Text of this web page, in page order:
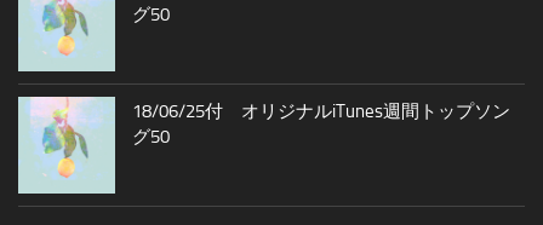
グ50
18/06/25付 オリジナルiTunes週間トップソン
グ50